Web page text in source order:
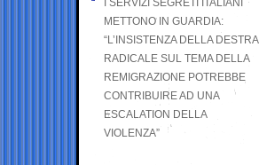
I SERVIZI SEGRETI ITALIANI
METTONO IN GUARDIA:
“L’INSISTENZA DELLA DESTRA
RADICALE SUL TEMA DELLA
REMIGRAZIONE POTREBBE
CONTRIBUIRE AD UNA
ESCALATION DELLA
VIOLENZA”